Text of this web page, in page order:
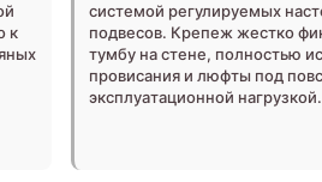
к
системой регулируемых
подвесов. Крепеж жестко
тумбу на стене, полностью
провисания и люфты под
эксплуатационной нагрузкой.